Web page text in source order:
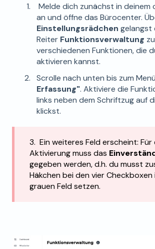
Melde dich zunächst in deinem
an und öffne das Bürocenter.
Einstellungsrädchen gelangst
Reiter Funktionsverwaltung
verschiedenen Funktionen, die
aktivieren kannst.
Scrolle nach unten bis zum
Erfassung". Aktiviere die
links neben dem Schriftzug auf
klickst.
3. Ein weiteres Feld erscheint: Für
Aktivierung muss das
gegeben werden, d.h. du musst
Häkchen bei den vier Checkboxen
grauen Feld setzen.